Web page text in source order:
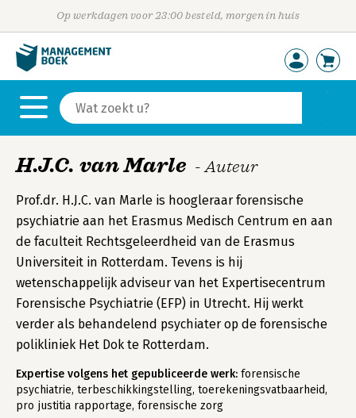
Op werkdagen voor 23:00 besteld, morgen in huis
H.J.C. van Marle - Auteur
Prof.dr. H.J.C. van Marle is hoogleraar forensische
psychiatrie aan het Erasmus Medisch Centrum en aan
de faculteit Rechtsgeleerdheid van de Erasmus
Universiteit in Rotterdam. Tevens is hij
wetenschappelijk adviseur van het Expertisecentrum
Forensische Psychiatrie (EFP) in Utrecht. Hij werkt
verder als behandelend psychiater op de forensische
polikliniek Het Dok te Rotterdam.
Expertise volgens het gepubliceerde werk: forensische
psychiatrie, terbeschikkingstelling, toerekeningsvatbaarheid,
pro justitia rapportage, forensische zorg